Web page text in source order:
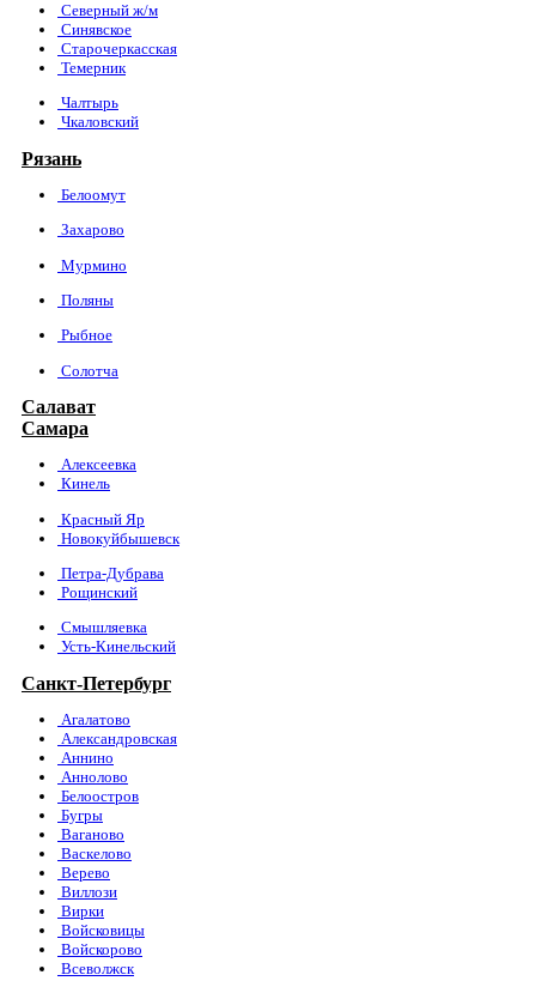
Северный ж/м
Синявское
Старочеркасская
Темерник
Чалтырь
Чкаловский
Рязань
Белоомут
Захарово
Мурмино
Поляны
Рыбное
Солотча
Салават
Самара
Алексеевка
Кинель
Красный Яр
Новокуйбышевск
Петра-Дубрава
Рощинский
Смышляевка
Усть-Кинельский
Санкт-Петербург
Агалатово
Александровская
Аннино
Аннолово
Белоостров
Бугры
Ваганово
Васкелово
Верево
Виллози
Вирки
Войсковицы
Войскорово
Всеволжск